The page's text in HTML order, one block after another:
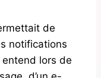
de
notifications
entend lors de